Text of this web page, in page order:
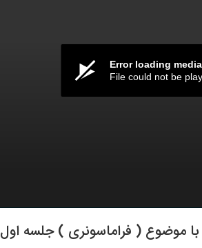
Error loading
File could not be
با موضوع ( فراماسونری ) جلسه اول